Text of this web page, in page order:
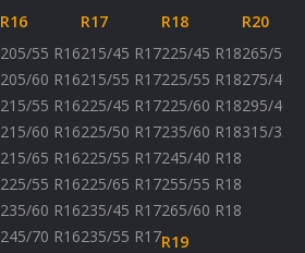
R16
205/55 R16
205/60 R16
215/55 R16
215/60 R16
215/65 R16
225/55 R16
235/60 R16
245/70 R16
R17
215/45 R17
215/55 R17
225/45 R17
225/50 R17
225/55 R17
225/65 R17
235/45 R17
235/55 R17
R18
225/45 R18
225/55 R18
225/60 R18
235/60 R18
245/40 R18
255/55 R18
265/60 R18
R19
R20
265/50
275/40
295/40
315/35